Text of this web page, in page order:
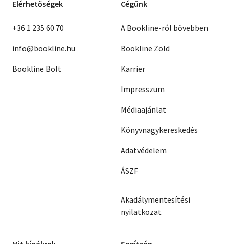
Elérhetőségek
+36 1 235 60 70
info@bookline.hu
Bookline Bolt
Cégünk
A Bookline-ról bővebben
Bookline Zöld
Karrier
Impresszum
Médiaajánlat
Könyvnagykereskedés
Adatvédelem
ÁSZF
Akadálymentesítési
nyilatkozat